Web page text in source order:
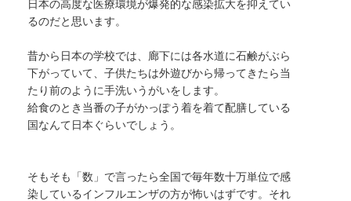
日本の高度な医療環境が爆発的な感染拡大を抑えてい
るのだと思います。
昔から日本の学校では、廊下には各水道に石鹸がぶら
下がっていて、子供たちは外遊びから帰ってきたら当
たり前のように手洗いうがいをします。
給食のとき当番の子がかっぽう着を着て配膳している
国なんて日本ぐらいでしょう。
そもそも「数」で言ったら全国で毎年数十万単位で感
染しているインフルエンザの方が怖いはずです。それ